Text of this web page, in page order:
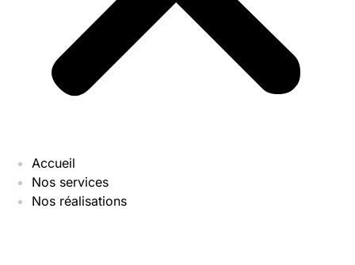
Accueil
Nos services
Nos réalisations